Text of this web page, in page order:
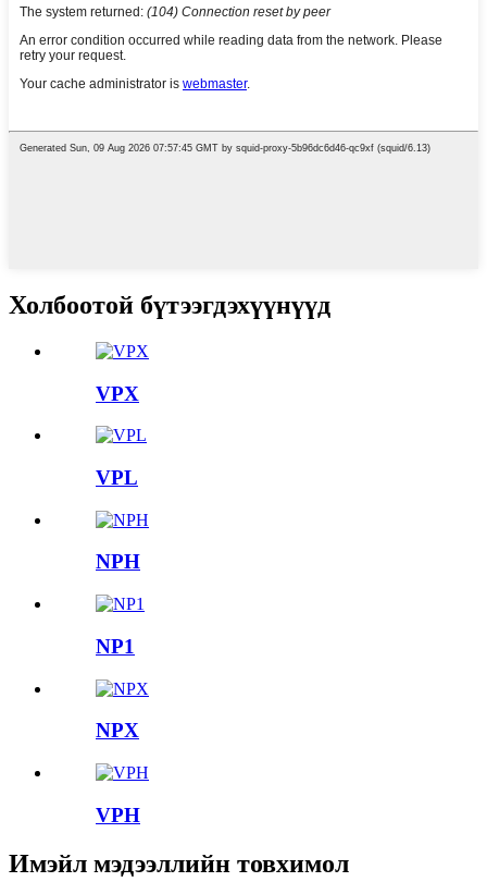
Холбоотой бүтээгдэхүүнүүд
VPX
VPL
NPH
NP1
NPX
VPH
Имэйл мэдээллийн товхимол